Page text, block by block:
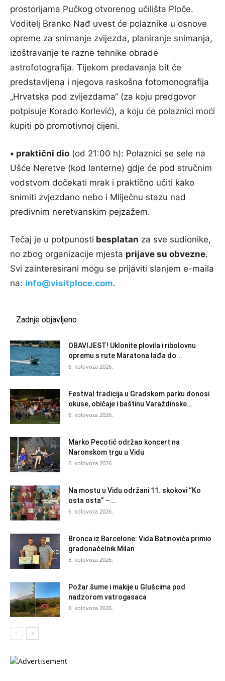
prostorijama Pučkog otvorenog učilišta Ploče.
Voditelj Branko Nađ uvest će polaznike u osnove
opreme za snimanje zvijezda, planiranje snimanja,
izoštravanje te razne tehnike obrade
astrofotografija. Tijekom predavanja bit će
predstavljena i njegova raskošna fotomonografija
„Hrvatska pod zvijezdama“ (za koju predgovor
potpisuje Korado Korlević), a koju će polaznici moći
kupiti po promotivnoj cijeni.
• ​praktični dio (od 21:00 h): Polaznici se sele na
Ušće Neretve (kod lanterne) gdje će pod stručnim
vodstvom dočekati mrak i praktično učiti kako
snimiti zvjezdano nebo i Mliječnu stazu nad
predivnim neretvanskim pejzažem.
Tečaj je u potpunosti besplatan za sve sudionike,
no zbog organizacije mjesta prijave su obvezne.
Svi zainteresirani mogu se prijaviti slanjem e-maila
na: info@visitploce.com.
Zadnje objavljeno
OBAVIJEST! Uklonite plovila i ribolovnu
opremu s rute Maratona lađa do...
6. kolovoza 2026.
Festival tradicija u Gradskom parku donosi
okuse, običaje i baštinu Varaždinske...
6. kolovoza 2026.
Marko Pecotić održao koncert na
Naronskom trgu u Vidu
6. kolovoza 2026.
Na mostu u Vidu održani 11. skokovi “Ko
osta osta” –...
6. kolovoza 2026.
Bronca iz Barcelone: Vida Batinovića primio
gradonačelnik Milan
6. kolovoza 2026.
Požar šume i makije u Glušcima pod
nadzorom vatrogasaca
6. kolovoza 2026.